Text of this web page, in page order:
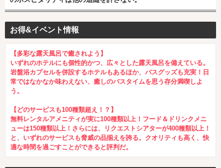
お得&イベント情報
【多彩な露天風呂で癒されよう】
いずれのホテルにも個性的かつ、広々とした露天風呂を備えている。
岩盤浴カプセルを併設するホテルもあるほか、バスグッズも充実！日
常ではなかなか味わえない、癒しのバスタイムを思う存分満喫しよ
う。
【どのサービスも100種類超え！？】
無料レンタルアメニティが実に100種類以上！フード＆ドリンクメニ
ューは150種類以上！さらには、リクエストシアターが400種類以上！
と、いずれのサービスも脅威の品揃えを誇る。クオリティも高く、快
適な時間を過ごすことができると評判だ。